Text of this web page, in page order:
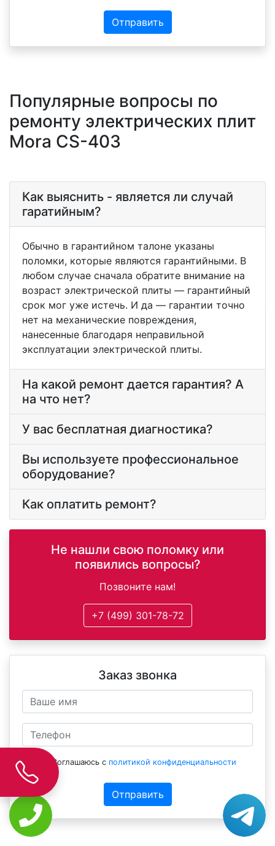
Отправить
Популярные вопросы по
ремонту электрических плит
Mora CS-403
Как выяснить - является ли случай
гаратийным?
Обычно в гарантийном талоне указаны
поломки, которые являются гарантийными. В
любом случае сначала обратите внимание на
возраст электрической плиты — гарантийный
срок мог уже истечь. И да — гарантии точно
нет на механические повреждения,
нанесенные благодаря неправильной
эксплуатации электрической плиты.
На какой ремонт дается гарантия? А
на что нет?
У вас бесплатная диагностика?
Вы используете профессиональное
оборудование?
Как оплатить ремонт?
Не нашли свою поломку или
появились вопросы?
Позвоните нам!
+7 (499) 301-78-72
Заказ звонка
Соглашаюсь с политикой конфиденциальности
Отправить